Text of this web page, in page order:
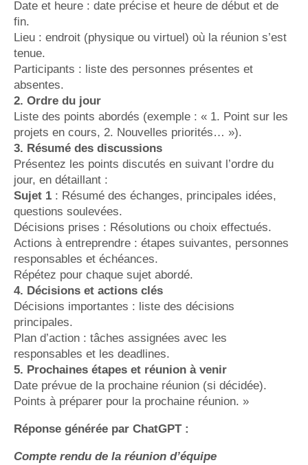
Date et heure : date précise et heure de début et de
fin.
Lieu : endroit (physique ou virtuel) où la réunion s’est
tenue.
Participants : liste des personnes présentes et
absentes.
2. Ordre du jour
Liste des points abordés (exemple : « 1. Point sur les
projets en cours, 2. Nouvelles priorités… »).
3. Résumé des discussions
Présentez les points discutés en suivant l’ordre du
jour, en détaillant :
Sujet 1 : Résumé des échanges, principales idées,
questions soulevées.
Décisions prises : Résolutions ou choix effectués.
Actions à entreprendre : étapes suivantes, personnes
responsables et échéances.
Répétez pour chaque sujet abordé.
4. Décisions et actions clés
Décisions importantes : liste des décisions
principales.
Plan d’action : tâches assignées avec les
responsables et les deadlines.
5. Prochaines étapes et réunion à venir
Date prévue de la prochaine réunion (si décidée).
Points à préparer pour la prochaine réunion. »
Réponse générée par ChatGPT :
Compte rendu de la réunion d’équipe